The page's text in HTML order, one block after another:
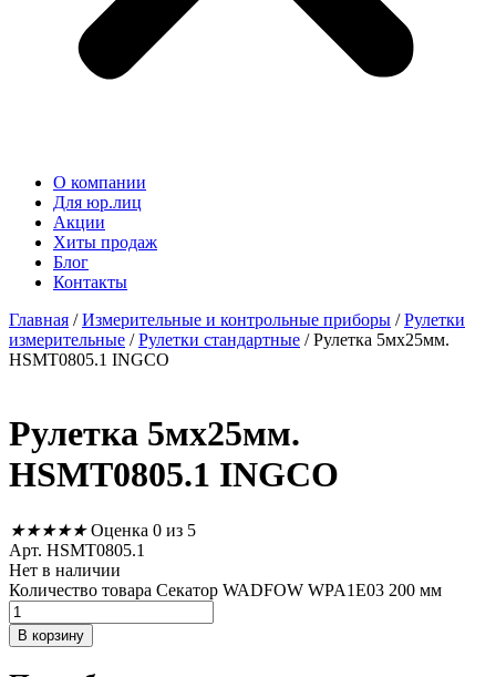
О компании
Для юр.лиц
Акции
Хиты продаж
Блог
Контакты
Главная /Измерительные и контрольные приборы /Рулетки
измерительные /Рулетки стандартные / Рулетка 5мx25мм.
HSMT0805.1 INGCO
Рулетка 5мx25мм.
HSMT0805.1 INGCO
★★★★★ Оценка 0 из 5
Арт. HSMT0805.1
Нет в наличии
Количество товара Секатор WADFOW WPA1E03 200 мм
В корзину